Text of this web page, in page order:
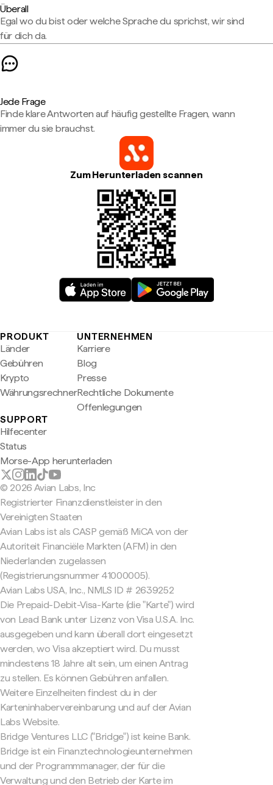
Überall
Egal wo du bist oder welche Sprache du sprichst, wir sind
für dich da.
Jede Frage
Finde klare Antworten auf häufig gestellte Fragen, wann
immer du sie brauchst.
Zum Herunterladen scannen
PRODUKT
Länder
Gebühren
Krypto
Währungsrechner
UNTERNEHMEN
Karriere
Blog
Presse
Rechtliche Dokumente
Offenlegungen
SUPPORT
Hilfecenter
Status
Morse-App herunterladen
© 2026 Avian Labs, Inc
Registrierter Finanzdienstleister in den
Vereinigten Staaten
Avian Labs ist als CASP gemäß MiCA von der
Autoriteit Financiële Markten (AFM) in den
Niederlanden zugelassen
(Registrierungsnummer 41000005).
Avian Labs USA, Inc., NMLS ID # 2639252
Die Prepaid-Debit-Visa-Karte (die "Karte") wird
von Lead Bank unter Lizenz von Visa U.S.A. Inc.
ausgegeben und kann überall dort eingesetzt
werden, wo Visa akzeptiert wird. Du musst
mindestens 18 Jahre alt sein, um einen Antrag
zu stellen. Es können Gebühren anfallen.
Weitere Einzelheiten findest du in der
Karteninhabervereinbarung und auf der Avian
Labs Website.
Bridge Ventures LLC ("Bridge") ist keine Bank.
Bridge ist ein Finanztechnologieunternehmen
und der Programmmanager, der für die
Verwaltung und den Betrieb der Karte im